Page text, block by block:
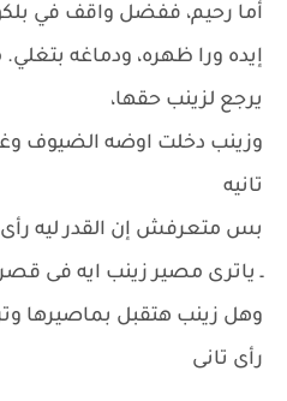
أما رحيم، ففضل واقف في
إيده ورا ظهره، ودماغه
يرجع لزينب حقها،
وزينب دخلت اوضه الضيوف
تانيه
بس متعرفش إن القدر ليه رأى
ـ ياترى مصير زينب ايه فى
وهل زينب هتقبل بماصيرها
رأى تانى